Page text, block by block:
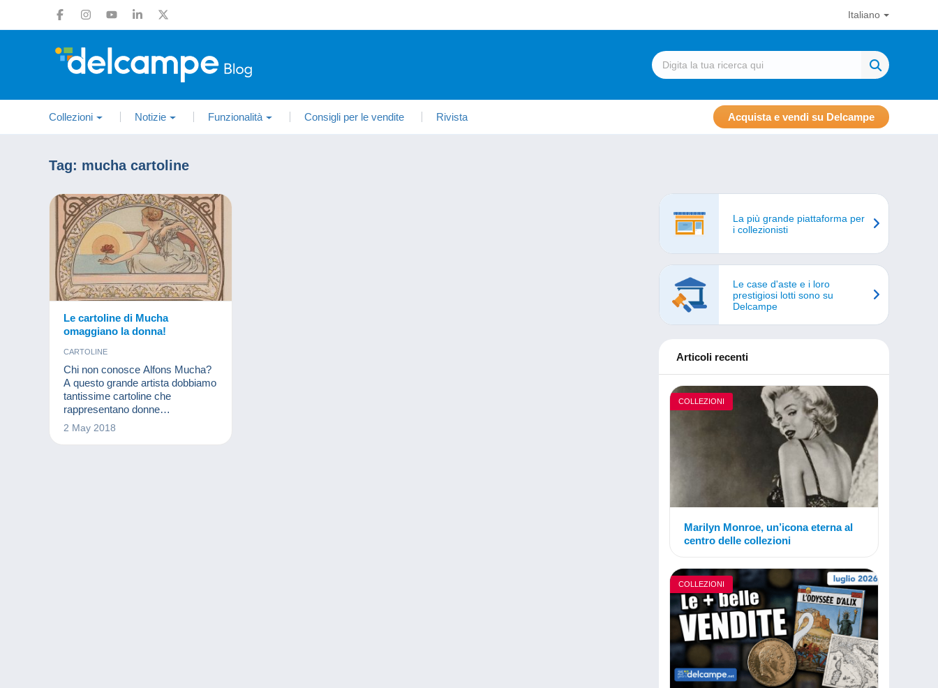
Italiano
Collezioni Notizie Funzionalità Consigli per le vendite Rivista Acquista e vendi su Delcampe
Tag: mucha cartoline
Le cartoline di Mucha
omaggiano la donna!
CARTOLINE
Chi non conosce Alfons Mucha?
A questo grande artista dobbiamo
tantissime cartoline che
rappresentano donne
meravigliose. Senza alcun
dubbio, Mucha ha segnato la
2 May 2018
La più grande piattaforma per
i collezionisti
Le case d'aste e i loro
prestigiosi lotti sono su
Delcampe
Articoli recenti
COLLEZIONI
Marilyn Monroe, un’icona eterna al
centro delle collezioni
COLLEZIONI